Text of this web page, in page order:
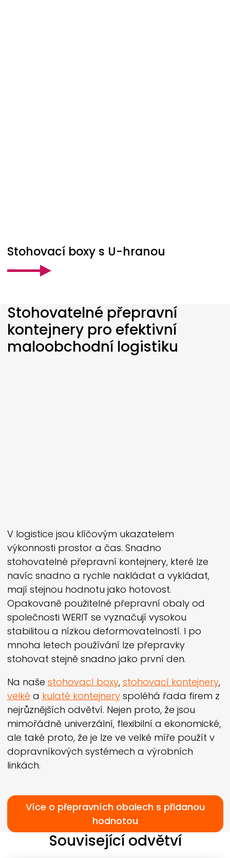
Stohovací boxy s U-hranou
Stohovatelné přepravní
kontejnery pro efektivní
maloobchodní logistiku
V logistice jsou klíčovým ukazatelem
výkonnosti prostor a čas. Snadno
stohovatelné přepravní kontejnery, které lze
navíc snadno a rychle nakládat a vykládat,
mají stejnou hodnotu jako hotovost.
Opakovaně použitelné přepravní obaly od
společnosti WERIT se vyznačují vysokou
stabilitou a nízkou deformovatelností. I po
mnoha letech používání lze přepravky
stohovat stejně snadno jako první den.
Na naše stohovací boxy, stohovací kontejnery,
velké a kulaté kontejneryspoléhá řada firem z
nejrůznějších odvětví. Nejen proto, že jsou
mimořádně univerzální, flexibilní a ekonomické,
ale také proto, že je lze ve velké míře použít v
dopravníkových systémech a výrobních
linkách.
Více o přepravních obalech s přidanou
hodnotou
Související odvětví